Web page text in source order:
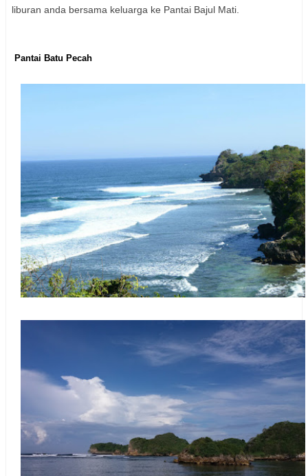
liburan anda bersama keluarga ke Pantai Bajul Mati.
Pantai Batu Pecah